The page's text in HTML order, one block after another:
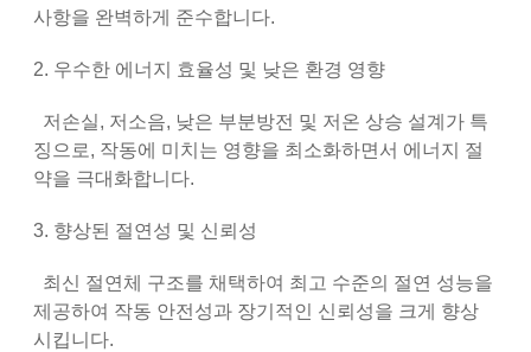
사항을 완벽하게 준수합니다.
2. 우수한 에너지 효율성 및 낮은 환경 영향
저손실, 저소음, 낮은 부분방전 및 저온 상승 설계가 특
징으로, 작동에 미치는 영향을 최소화하면서 에너지 절
약을 극대화합니다.
3. 향상된 절연성 및 신뢰성
최신 절연체 구조를 채택하여 최고 수준의 절연 성능을
제공하여 작동 안전성과 장기적인 신뢰성을 크게 향상
시킵니다.